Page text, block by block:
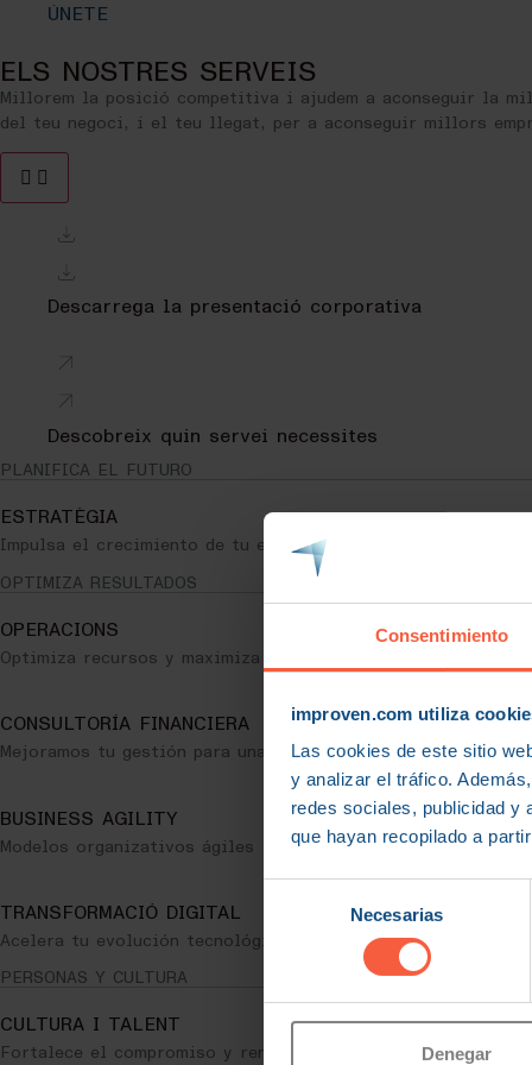
Consentimiento
improven.com utiliza
Las cookies de este sitio
y analizar el tráfico.
redes sociales, publicidad y
que hayan recopilado a
consentimiento
Necesarias
Denegar
ÚNETE
ELS NOSTRES SERVEIS
Millorem la posició competitiva i ajudem a aconseguir la
del teu negoci, i el teu llegat, per a aconseguir millors
Descarrega la presentació corporativa
Descobreix quin servei necessites
PLANIFICA EL FUTURO
ESTRATÈGIA
Impulsa el crecimiento de tu empresa.
OPTIMIZA RESULTADOS
OPERACIONS
Optimiza recursos y maximiza la productividad.
CONSULTORÍA FINANCIERA
Mejoramos tu gestión para una mayor rentabilidad.
BUSINESS AGILITY
Modelos organizativos ágiles
TRANSFORMACIÓ DIGITAL
Acelera tu evolución tecnológica.
PERSONAS Y CULTURA
CULTURA I TALENT
Fortalece el compromiso y rendimiento de tu equipo.